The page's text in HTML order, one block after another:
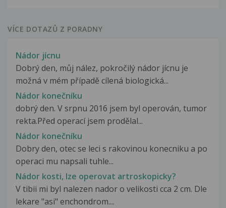
VÍCE DOTAZŮ Z PORADNY
Nádor jícnu
Dobrý den, můj nález, pokročilý nádor jícnu je
možná v mém případě cílená biologická...
Nádor konečníku
dobrý den. V srpnu 2016 jsem byl operován, tumor
rekta.Před operací jsem prodělal...
Nádor konečníku
Dobry den, otec se leci s rakovinou konecniku a po
operaci mu napsali tuhle...
Nádor kosti, lze operovat artroskopicky?
V tibii mi byl nalezen nador o velikosti cca 2 cm. Dle
lekare "asi" enchondrom....